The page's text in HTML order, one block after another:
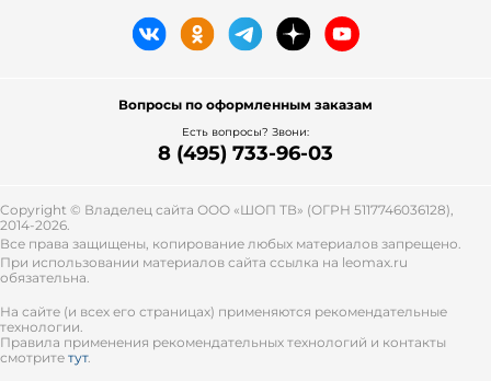
Вопросы по оформленным заказам
Есть вопросы? Звони:
8 (495) 733-96-03
Copyright © Владелец сайта ООО «ШОП ТВ» (ОГРН 5117746036128),
2014-2026.
Все права защищены, копирование любых материалов запрещено.
При использовании материалов сайта ссылка на leomax.ru
обязательна.
На сайте (и всех его страницах) применяются рекомендательные
технологии.
Правила применения рекомендательных технологий и контакты
смотрите тут.